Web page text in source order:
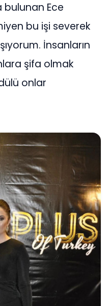
bulunan Ece
bu işi severek
İnsanların
şifa olmak
onlar